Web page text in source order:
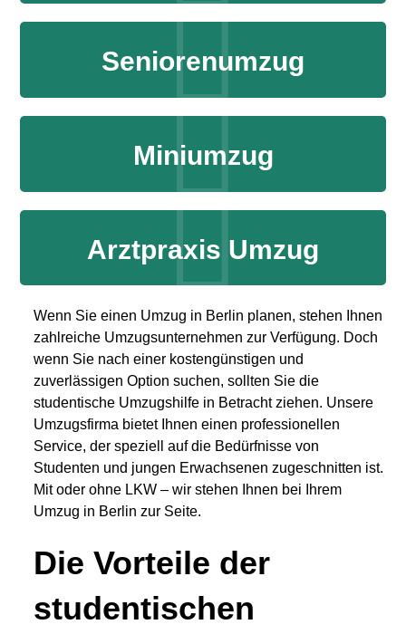
Seniorenumzug
Miniumzug
Arztpraxis Umzug
Wenn Sie einen Umzug in Berlin planen, stehen Ihnen
zahlreiche Umzugsunternehmen zur Verfügung. Doch
wenn Sie nach einer kostengünstigen und
zuverlässigen Option suchen, sollten Sie die
studentische Umzugshilfe in Betracht ziehen. Unsere
Umzugsfirma bietet Ihnen einen professionellen
Service, der speziell auf die Bedürfnisse von
Studenten und jungen Erwachsenen zugeschnitten ist.
Mit oder ohne LKW – wir stehen Ihnen bei Ihrem
Umzug in Berlin zur Seite.
Die Vorteile der
studentischen